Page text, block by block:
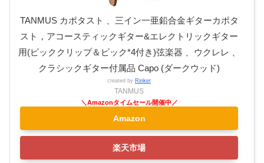
TANMUS カポタスト 、三イン一亜鉛合金ギターカポタ
スト，アコースティックギター&エレクトリックギター
用(ピッククリップ＆ピック*4付き)弦楽器 、ウクレレ 、
クラシックギター付属品 Capo (ダークウッド)
created by Rinker
TANMUS
Amazon
楽天市場